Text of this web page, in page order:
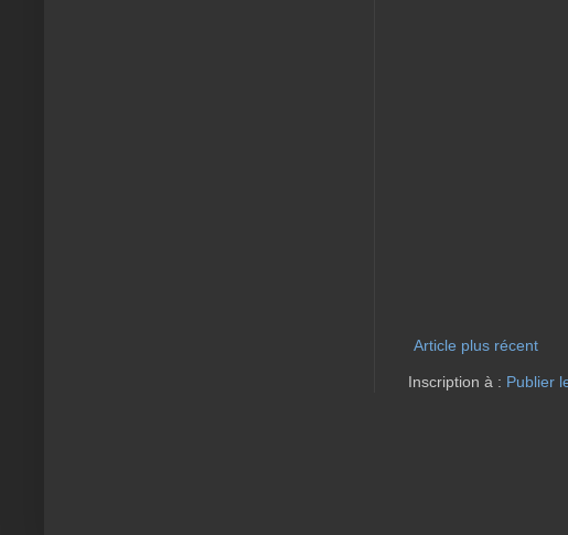
Article plus récent
Inscription à : Publier